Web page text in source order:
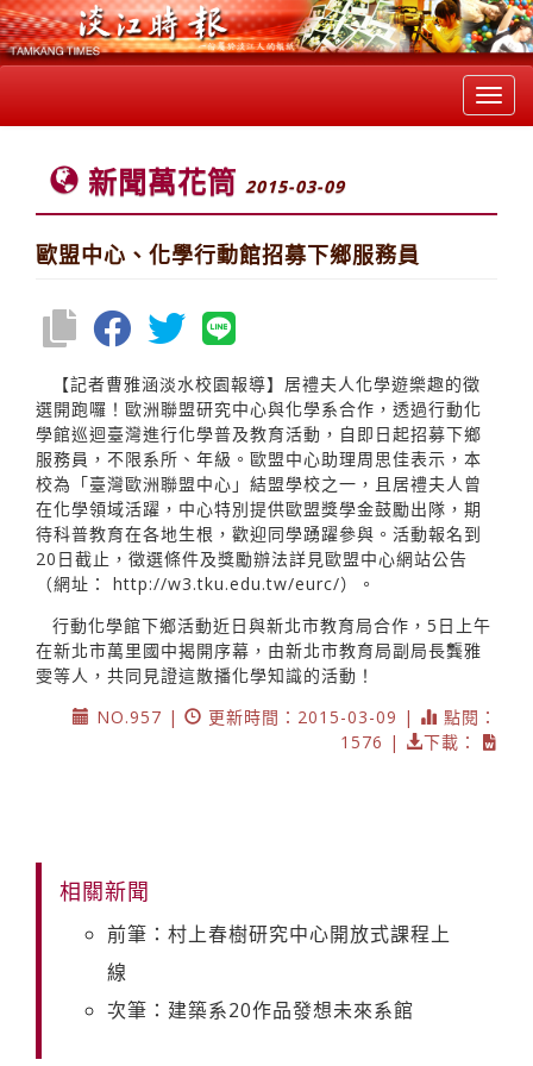
新聞萬花筒 2015-03-09
歐盟中心、化學行動館招募下鄉服務員
【記者曹雅涵淡水校園報導】居禮夫人化學遊樂趣的徵
選開跑囉！歐洲聯盟研究中心與化學系合作，透過行動化
學館巡迴臺灣進行化學普及教育活動，自即日起招募下鄉
服務員，不限系所、年級。歐盟中心助理周思佳表示，本
校為「臺灣歐洲聯盟中心」結盟學校之一，且居禮夫人曾
在化學領域活躍，中心特別提供歐盟獎學金鼓勵出隊，期
待科普教育在各地生根，歡迎同學踴躍參與。活動報名到
20日截止，徵選條件及獎勵辦法詳見歐盟中心網站公告
（網址： http://w3.tku.edu.tw/eurc/）。
行動化學館下鄉活動近日與新北市教育局合作，5日上午
在新北市萬里國中揭開序幕，由新北市教育局副局長龔雅
雯等人，共同見證這散播化學知識的活動！
NO.957 |
更新時間：2015-03-09 |
點閱：
1576 |
下載：
相關新聞
前筆：村上春樹研究中心開放式課程上
線
次筆：建築系20作品發想未來系館